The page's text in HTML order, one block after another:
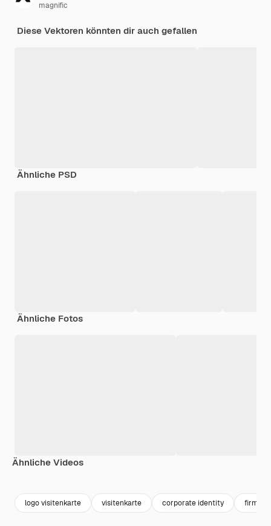
magnific
Diese Vektoren könnten dir auch gefallen
Ähnliche PSD
Ähnliche Fotos
Ähnliche Videos
logo visitenkarte visitenkarte corporate identity